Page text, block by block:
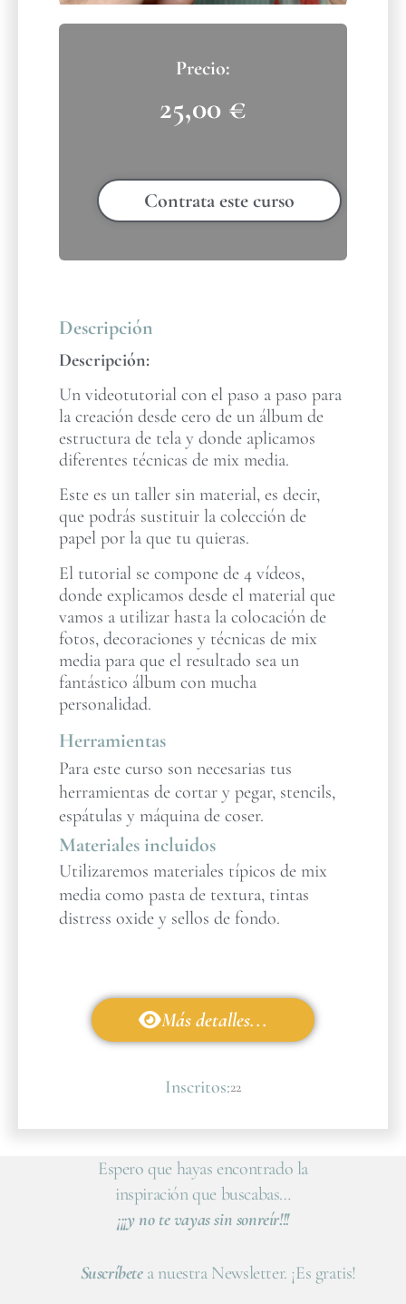
25,00 €
Contrata este curso
Descripción
Descripción:
Un videotutorial con el paso a paso para
la creación desde cero de un álbum de
estructura de tela y donde aplicamos
diferentes técnicas de mix media.
Este es un taller sin material, es decir,
que podrás sustituir la colección de
papel por la que tu quieras.
El tutorial se compone de 4 vídeos,
donde explicamos desde el material que
vamos a utilizar hasta la colocación de
fotos, decoraciones y técnicas de mix
media para que el resultado sea un
fantástico álbum con mucha
personalidad.
Herramientas
Para este curso son necesarias tus
herramientas de cortar y pegar, stencils,
espátulas y máquina de coser.
Materiales incluidos
Utilizaremos materiales típicos de mix
media como pasta de textura, tintas
distress oxide y sellos de fondo.
Más detalles...
Inscritos:22
Espero que hayas encontrado la
inspiración que buscabas…
¡¡¡y no te vayas sin sonreír!!!
Suscríbetea nuestra Newsletter. ¡Es gratis!